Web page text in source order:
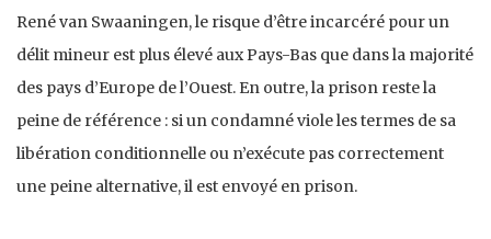
René van Swaaningen, le risque d’être incarcéré pour un
délit mineur est plus élevé aux Pays-Bas que dans la majorité
des pays d’Europe de l’Ouest. En outre, la prison reste la
peine de référence : si un condamné viole les termes de sa
libération conditionnelle ou n’exécute pas correctement
une peine alternative, il est envoyé en prison.